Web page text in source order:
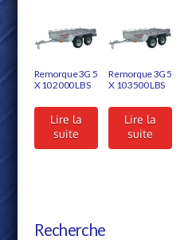
Remorque 3G 5
X 10 2000 LBS
Lire la
suite
Remorque 3G 5
X 10 3500 LBS
Lire la
suite
Recherche